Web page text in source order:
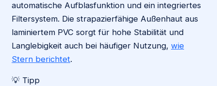
automatische Aufblasfunktion und ein integriertes
Filtersystem. Die strapazierfähige Außenhaut aus
laminiertem PVC sorgt für hohe Stabilität und
Langlebigkeit auch bei häufiger Nutzung, wie
Stern berichtet.
💡 Tipp